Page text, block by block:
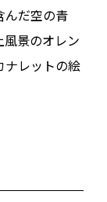
んだ空の青
風景のオレン
ナレットの絵